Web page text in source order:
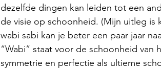
dezelfde dingen kan leiden tot een
de visie op schoonheid. (Mijn uitleg
wabi sabi kan je beter een paar jaar
“Wabi” staat voor de schoonheid
symmetrie en perfectie als ultieme